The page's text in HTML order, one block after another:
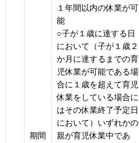
期間
１年間以内の休業が可
能
○子が１歳に達する日
において（子が１歳２
か月に達するまでの育
児休業が可能である場
合に１歳を超えて育児
休業をしている場合に
はその休業終了予定日
において）いずれかの
親が育児休業中であ